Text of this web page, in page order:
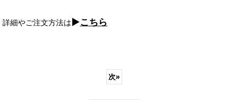
詳細やご注文方法は▶︎こ ちら
次»